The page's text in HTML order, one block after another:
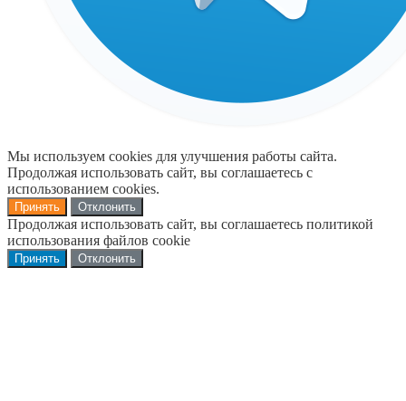
Мы используем cookies для улучшения работы сайта.
Продолжая использовать сайт, вы соглашаетесь с
использованием cookies.
Принять Отклонить
Продолжая использовать сайт, вы соглашаетесь политикой
использования файлов cookie
Принять Отклонить